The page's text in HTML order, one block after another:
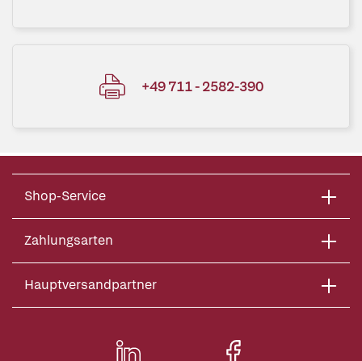
+49 711 - 2582-390
Shop-Service
Zahlungsarten
Hauptversandpartner